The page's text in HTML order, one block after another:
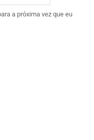
a próxima vez que eu